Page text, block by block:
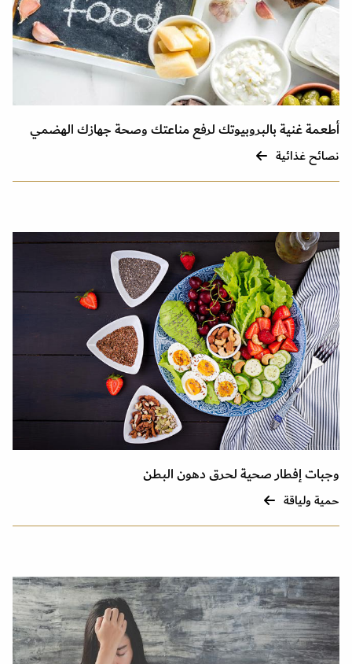
أطعمة غنية بالبروبيوتك لرفع مناعتك وصحة جهازك الهضمي
نصائح غذائية
وجبات إفطار صحية لحرق دهون البطن
حمية ولياقة